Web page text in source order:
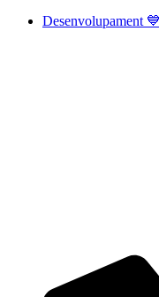
Desenvolupament